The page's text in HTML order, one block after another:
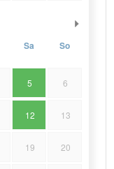
Sa So
5 6
12 13
19 20